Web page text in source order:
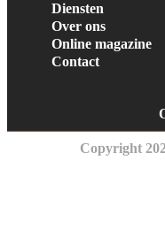
Diensten
Over ons
Online magazine
Contact
Copyright